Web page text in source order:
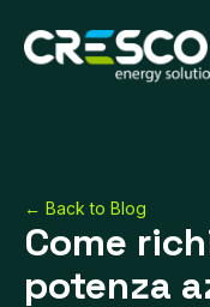
← Back to Blog
Come
potenza